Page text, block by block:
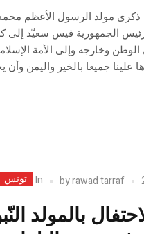
ذكرى مولد الرسول الأعظم
الجمهورية قيس سعيّد إلى
وخارجه وإلى الأمة
علينا جميعا بالخير واليمن
byrawad tarraf
In تونس
بالمولد